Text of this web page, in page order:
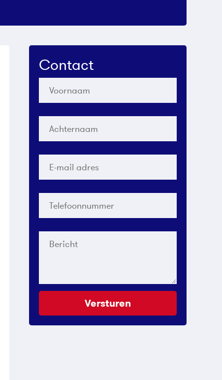
Contact
mail
adres*
Versturen